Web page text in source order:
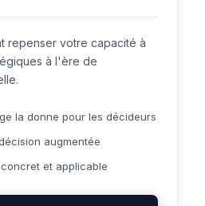
repenser votre capacité à
à l'ère de
la donne pour les décideurs
augmentée
et applicable